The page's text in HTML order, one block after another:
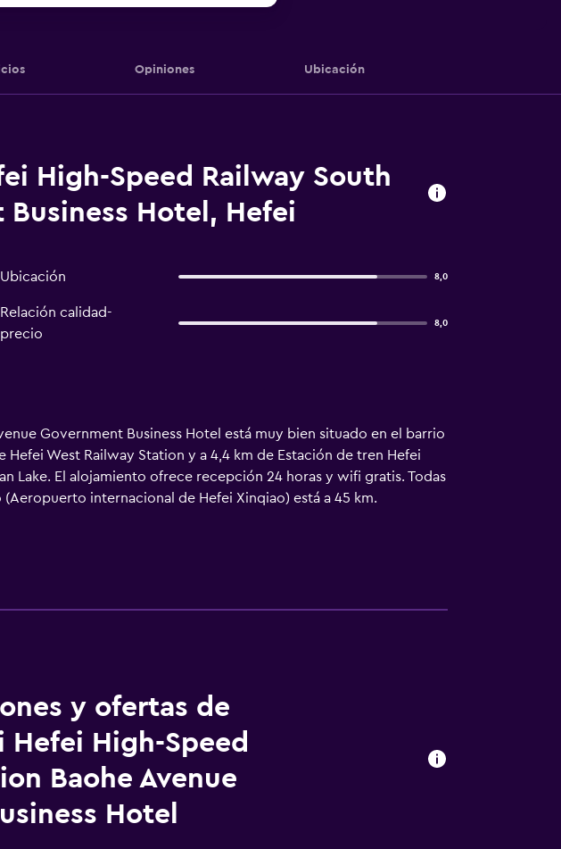
Opiniones Ubicación
High-Speed Railway South
Business Hotel, Hefei
Ubicación 8,0
Relación calidad-
precio
8,0
Government Business Hotel está muy bien situado en el barrio
Hefei West Railway Station y a 4,4 km de Estación de tren Hefei
Lake. El alojamiento ofrece recepción 24 horas y wifi gratis. Todas
internacional de Hefei Xinqiao) está a 45 km.
y ofertas de
Hefei High-Speed
Baohe Avenue
Hotel